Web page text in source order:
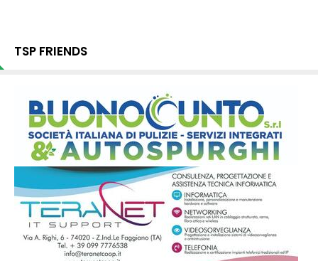
TSP FRIENDS